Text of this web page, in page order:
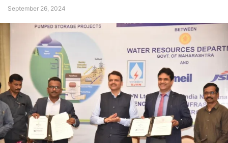
September 26, 2024